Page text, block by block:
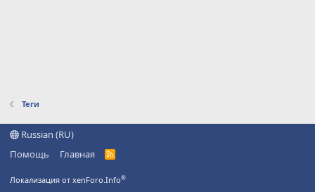
Теги
Russian (RU)
Помощь
Главная
R
Локализация от xenForo.Info®